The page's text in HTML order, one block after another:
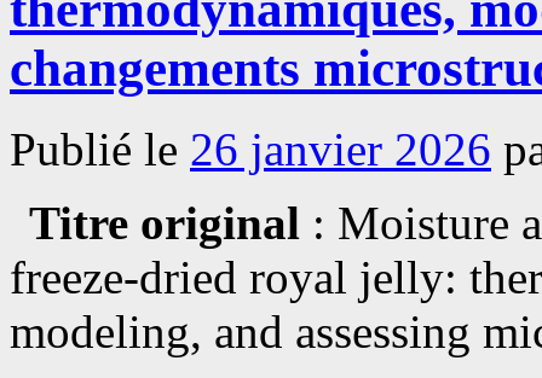
avec
gestion
la
résistance
le
contrôle
Dickeya
solani
la
pomme
de
terre.
changements
Publié le 26 janvier 2026
Titre original : Moisture
freeze-dried royal jelly:
modeling, and assessing